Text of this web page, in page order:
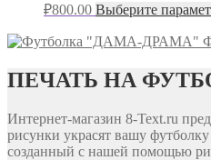
₽800.00 Выберите
ПЕЧАТЬ НА
Интернет-магазин 8-Text.ru
рисунки украсят вашу
созданный с нашей помощью